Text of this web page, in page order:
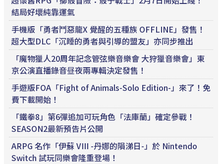
結局好壞純靠運氣
手機版「勇者鬥惡龍X 覺醒的五種族 OFFLINE」發售！
超大型DLC「沉睡的勇者與引導的盟友」亦同步推出
「魔物獵人20周年記念管弦樂音樂會 大狩獵音樂會」東
京公演直播錄音昼夜兩專輯決定發售！
手遊版FOA「Fight of Animals-Solo Edition-」來了！免
費下載開始！
「鐵拳8」第6彈追加可玩角色「法庫蘭」確定參戰！
SEASON2最新預告片公開
ARPG 名作「伊蘇 VIII -丹娜的隕涕日-」於 Nintendo
Switch 試玩同樂會隆重登場！